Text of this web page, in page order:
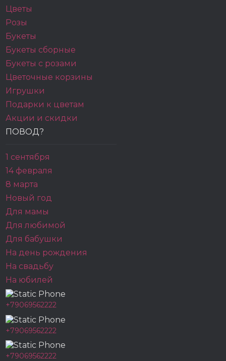
Цветы
Розы
Букеты
Букеты сборные
Букеты с розами
Цветочные корзины
Игрушки
Подарки к цветам
Акции и скидки
ПОВОД?
1 сентября
14 февраля
8 марта
Новый год
Для мамы
Для любимой
Для бабушки
На день рождения
На свадьбу
На юбилей
+79069562222
+79069562222
+79069562222